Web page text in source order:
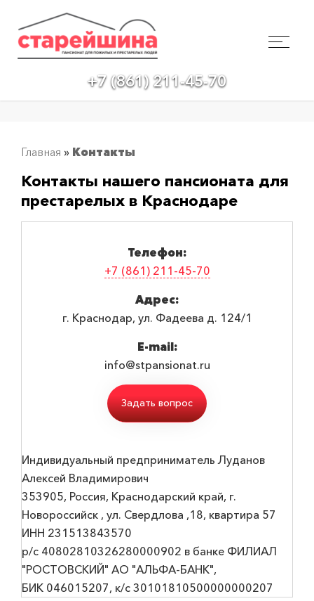
+7 (861) 211-45-70
Главная » Контакты
Контакты нашего пансионата для
престарелых в Краснодаре
Индивидуальный предприниматель Луданов
Алексей Владимирович
353905, Россия, Краснодарский край, г.
Новороссийск , ул. Свердлова ,18, квартира 57
ИНН 231513843570
р/с 40802810326280000902 в банке ФИЛИАЛ
"РОСТОВСКИЙ" АО "АЛЬФА-БАНК",
БИК 046015207, к/с 30101810500000000207
Телефон:
+7 (861) 211-45-70
Адрес:
г. Краснодар, ул. Фадеева д. 124/1
E-mail:
info@stpansionat.ru
Задать вопрос